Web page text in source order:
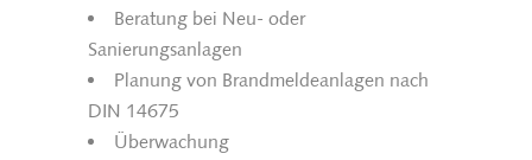
Beratung bei Neu- oder
Sanierungsanlagen
Planung von Brandmeldeanlagen nach
DIN 14675
Überwachung